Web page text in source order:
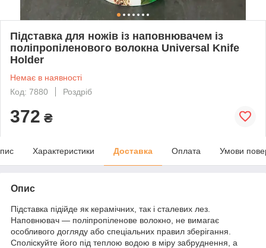
Підставка для ножів із наповнювачем із
поліпропіленового волокна Universal Knife
Holder
Немає в наявності
Код: 7880
Роздріб
372 ₴
Характеристики Доставка Оплата Умови
Опис
Підставка підійде як керамічних, так і сталевих лез.
Наповнювач — поліпропіленове волокно, не вимагає
особливого догляду або спеціальних правил зберігання.
Споліскуйте його під теплою водою в міру забруднення, а